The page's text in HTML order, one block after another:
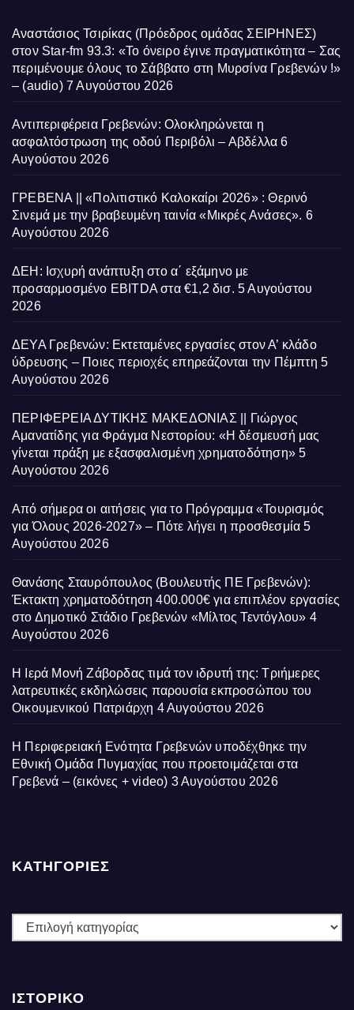
Αναστάσιος Τσιρίκας (Πρόεδρος ομάδας ΣΕΙΡΗΝΕΣ)
στον Star-fm 93.3: «Το όνειρο έγινε πραγματικότητα – Σας
περιμένουμε όλους το Σάββατο στη Μυρσίνα Γρεβενών !»
– (audio) 7 Αυγούστου 2026
Αντιπεριφέρεια Γρεβενών: Ολοκληρώνεται η
ασφαλτόστρωση της οδού Περιβόλι – Αβδέλλα 6
Αυγούστου 2026
ΓΡΕΒΕΝΑ || «Πολιτιστικό Καλοκαίρι 2026» : Θερινό
Σινεμά με την βραβευμένη ταινία «Μικρές Ανάσες». 6
Αυγούστου 2026
ΔΕΗ: Ισχυρή ανάπτυξη στο α΄ εξάμηνο με
προσαρμοσμένο EBITDA στα €1,2 δισ. 5 Αυγούστου
2026
ΔΕΥΑ Γρεβενών: Εκτεταμένες εργασίες στον Α’ κλάδο
ύδρευσης – Ποιες περιοχές επηρεάζονται την Πέμπτη 5
Αυγούστου 2026
ΠΕΡΙΦΕΡΕΙΑ ΔΥΤΙΚΗΣ ΜΑΚΕΔΟΝΙΑΣ || Γιώργος
Αμανατίδης για Φράγμα Νεστορίου: «Η δέσμευσή μας
γίνεται πράξη με εξασφαλισμένη χρηματοδότηση» 5
Αυγούστου 2026
Από σήμερα οι αιτήσεις για το Πρόγραμμα «Τουρισμός
για Όλους 2026-2027» – Πότε λήγει η προσθεσμία 5
Αυγούστου 2026
Θανάσης Σταυρόπουλος (Βουλευτής ΠΕ Γρεβενών):
Έκτακτη χρηματοδότηση 400.000€ για επιπλέον εργασίες
στο Δημοτικό Στάδιο Γρεβενών «Μίλτος Τεντόγλου» 4
Αυγούστου 2026
Η Ιερά Μονή Ζάβορδας τιμά τον ιδρυτή της: Τριήμερες
λατρευτικές εκδηλώσεις παρουσία εκπροσώπου του
Οικουμενικού Πατριάρχη 4 Αυγούστου 2026
Η Περιφερειακή Ενότητα Γρεβενών υποδέχθηκε την
Εθνική Ομάδα Πυγμαχίας που προετοιμάζεται στα
Γρεβενά – (εικόνες + video) 3 Αυγούστου 2026
ΚΑΤΗΓΟΡΙΕΣ
ΚΑΤΗΓΟΡΙΕΣ
ΙΣΤΟΡΙΚΌ